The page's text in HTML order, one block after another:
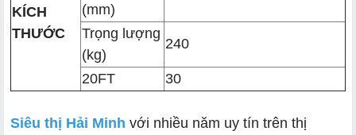
KÍCH
THƯỚC
(mm)
Trọng lượng
(kg)
240
20FT 30
Siêu thị Hải Minh với nhiều năm uy tín trên thị